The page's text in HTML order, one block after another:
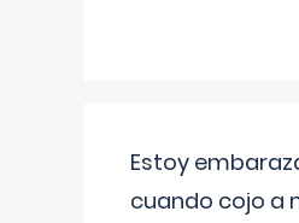
Estoy
cuando cojo a